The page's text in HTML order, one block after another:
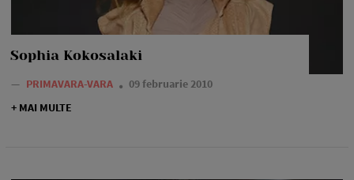
Sophia Kokosalaki
— PRIMAVARA-VARA
09 februarie 2010
+ MAI MULTE